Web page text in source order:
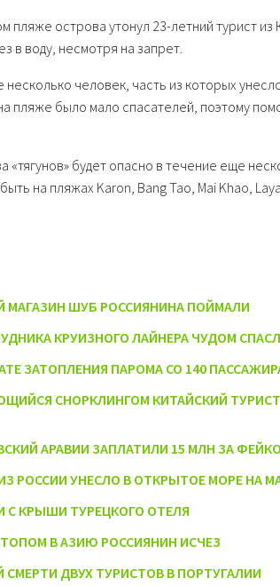
пляже острова утонул 23-летний турист
в воду, несмотря на запрет.
человек, часть из которых
пляже было мало спасателей, поэтому
«тягунов» будет опасно в течение еще
на пляжах Karon, Bang Tao, Mai Khao,
МАГАЗИН ШУБ РОССИЯНИНА ПОЙМАЛИ
КРУИЗНОГО ЛАЙНЕРА ЧУДОМ
ЗАТОПЛЕНИЯ ПАРОМА СО 140
СНОРКЛИНГОМ КИТАЙСКИЙ
АРАВИИ ЗАПЛАТИЛИ 15 МЛН ЗА
РОССИИ УНЕСЛО В ОТКРЫТОЕ МОРЕ НА
С КРЫШИ ТУРЕЦКОГО ОТЕЛЯ
В АЗИЮ РОССИЯНИН ИСЧЕЗ
ДВУХ ТУРИСТОВ В ПОРТУГАЛИИ